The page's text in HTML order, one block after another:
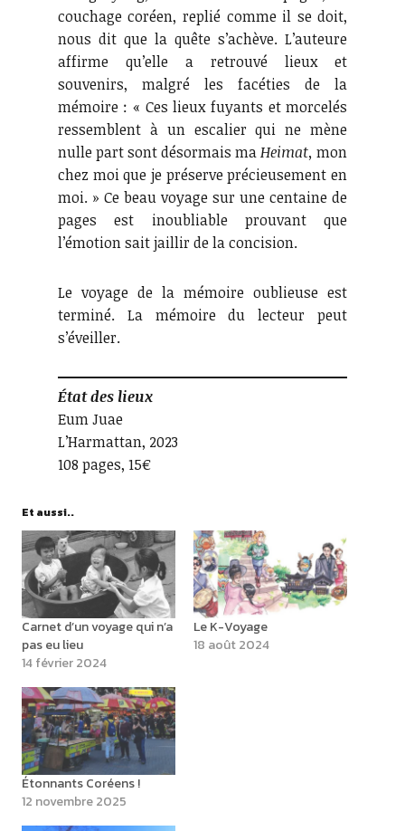
couchage coréen, replié comme il se doit,
nous dit que la quête s’achève. L’auteure
affirme qu’elle a retrouvé lieux et
souvenirs, malgré les facéties de la
mémoire : « Ces lieux fuyants et morcelés
ressemblent à un escalier qui ne mène
nulle part sont désormais maHeimat, mon
chez moi que je préserve précieusement en
moi. » Ce beau voyage sur une centaine de
pages est inoubliable prouvant que
l’émotion sait jaillir de la concision.
Le voyage de la mémoire oublieuse est
terminé. La mémoire du lecteur peut
s’éveiller.
État des lieux
Eum Juae
L’Harmattan, 2023
108 pages, 15€
Et aussi..
Carnet d’un voyage qui n’a
pas eu lieu
14 février 2024
Le K-Voyage
18 août 2024
Étonnants Coréens !
12 novembre 2025